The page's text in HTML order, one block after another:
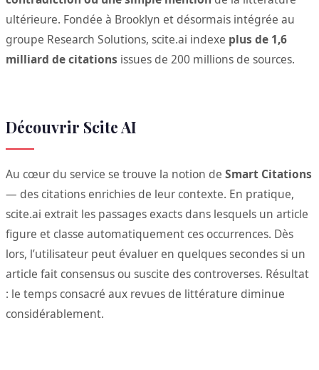
ultérieure. Fondée à Brooklyn et désormais intégrée au
groupe Research Solutions, scite.ai indexe plus de 1,6
milliard de citations issues de 200 millions de sources.
Découvrir Scite AI
Au cœur du service se trouve la notion de Smart Citations
— des citations enrichies de leur contexte. En pratique,
scite.ai extrait les passages exacts dans lesquels un article
figure et classe automatiquement ces occurrences. Dès
lors, l’utilisateur peut évaluer en quelques secondes si un
article fait consensus ou suscite des controverses. Résultat
: le temps consacré aux revues de littérature diminue
considérablement.